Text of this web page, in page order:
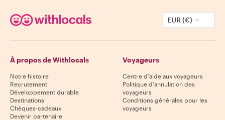
EUR (€)
À propos de Withlocals
Notre histoire
Recrutement
Développement durable
Destinations
Chèques-cadeaux
Devenir partenaire
Voyageurs
Centre d'aide aux voyageurs
Politique d'annulation des
voyageurs
Conditions générales pour les
voyageurs